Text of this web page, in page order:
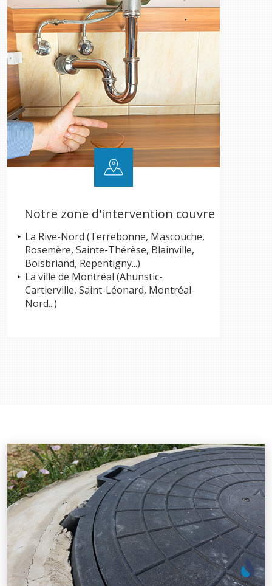
Notre zone d'intervention couvre
La Rive-Nord (Terrebonne, Mascouche,
Rosemère, Sainte-Thérèse, Blainville,
Boisbriand, Repentigny...)
La ville de Montréal (Ahunstic-
Cartierville, Saint-Léonard, Montréal-
Nord...)